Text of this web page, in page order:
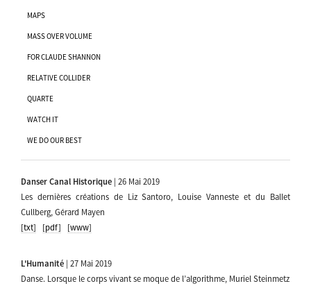
MAPS
MASS OVER VOLUME
FOR CLAUDE SHANNON
RELATIVE COLLIDER
QUARTE
WATCH IT
WE DO OUR BEST
Danser Canal Historique | 26 Mai 2019
Les dernières créations de Liz Santoro, Louise Vanneste et du Ballet
Cullberg, Gérard Mayen
[txt]
[pdf] [www]
L'Humanité | 27 Mai 2019
Danse. Lorsque le corps vivant se moque de l’algorithme, Muriel Steinmetz